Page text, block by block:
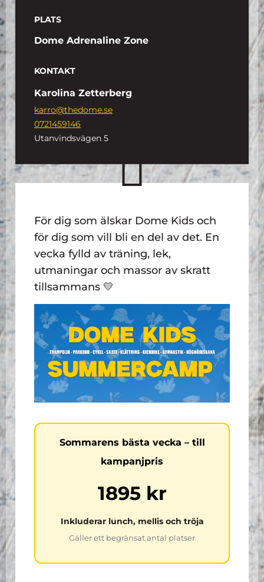
PLATS
Dome Adrenaline Zone
KONTAKT
Karolina Zetterberg
karro@thedome.se
0721459146
Utanvindsvägen 5
För dig som älskar Dome Kids och
för dig som vill bli en del av det. En
vecka fylld av träning, lek,
utmaningar och massor av skratt
tillsammans 💛
Sommarens bästa vecka – till
kampanjpris
1895 kr
Inkluderar lunch, mellis och tröja
Gäller ett begränsat antal platser